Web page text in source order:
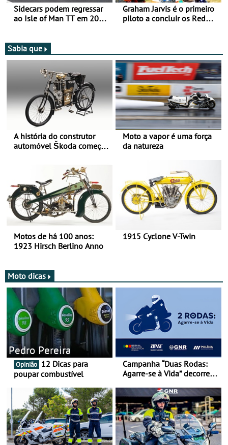
Sidecars podem regressar
ao Isle of Man TT em 2027
Graham Jarvis é o primeiro
piloto a concluir os Red
Sabia que
A história do construtor
automóvel Škoda começou
Moto a vapor é uma força
da natureza
Motos de há 100 anos:
1923 Hirsch Berlino Anno
1915 Cyclone V-Twin
Moto dicas
Pedro Pereira
Opinião
poupar combustível
Campanha “Duas Rodas:
Agarre-se à Vida” decorre